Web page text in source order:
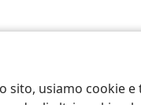
sito, usiamo cookie